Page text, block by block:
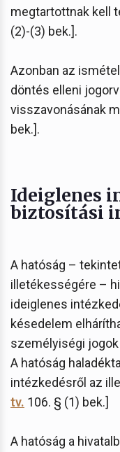
megtartottnak kell
(2)-(3) bek.].
Azonban az
döntés elleni
visszavonásának
bek.].
Ideiglenes
biztosítási
A hatóság –
illetékességére –
ideiglenes
késedelem
személyiségi
A hatóság
intézkedésről az
tv. 106. § (1) bek.]
A hatóság a